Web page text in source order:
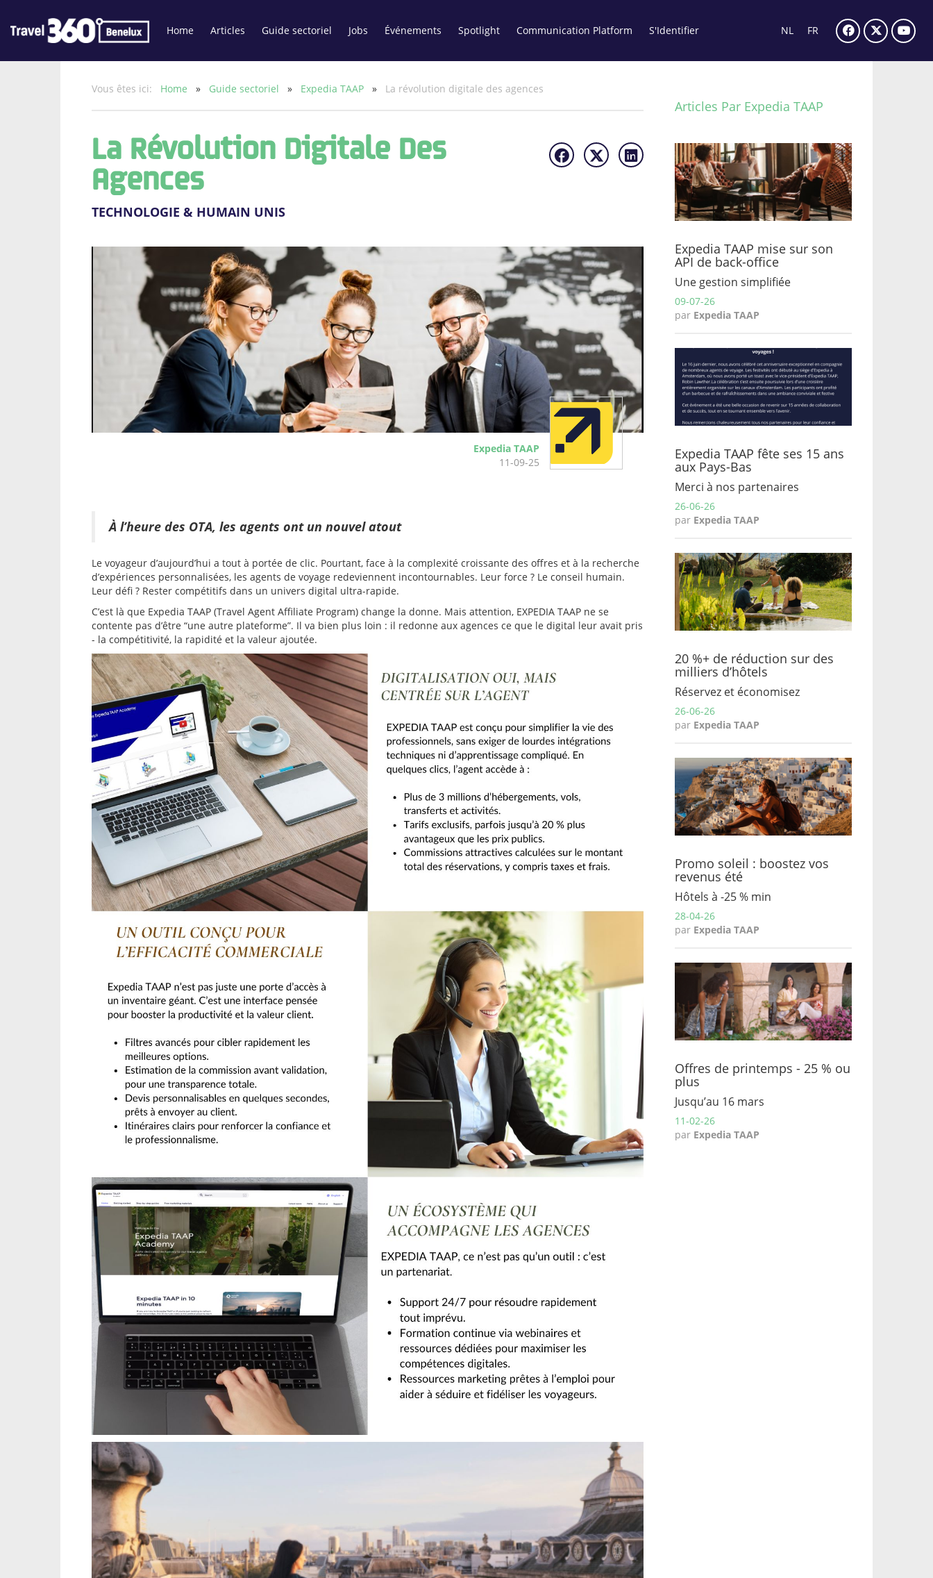
Home Articles Guide sectoriel Jobs Événements Spotlight Communication Platform S'Identifier NL FR
Vous êtes ici: Home » Guide sectoriel » Expedia TAAP » La révolution digitale des agences
La Révolution Digitale Des
Agences
TECHNOLOGIE & HUMAIN UNIS
Expedia TAAP
11-09-25
À l’heure des OTA, les agents ont un nouvel atout
Le voyageur d’aujourd’hui a tout à portée de clic. Pourtant, face à la complexité croissante des offres et à la recherche
d’expériences personnalisées, les agents de voyage redeviennent incontournables. Leur force ? Le conseil humain.
Leur défi ? Rester compétitifs dans un univers digital ultra-rapide.
C’est là que Expedia TAAP (Travel Agent Affiliate Program) change la donne. Mais attention, EXPEDIA TAAP ne se
contente pas d’être “une autre plateforme”. Il va bien plus loin : il redonne aux agences ce que le digital leur avait pris
- la compétitivité, la rapidité et la valeur ajoutée.
Articles Par Expedia TAAP
Expedia TAAP mise sur son
API de back-office
Une gestion simplifiée
09-07-26
par Expedia TAAP
Expedia TAAP fête ses 15 ans
aux Pays-Bas
Merci à nos partenaires
26-06-26
par Expedia TAAP
20 %+ de réduction sur des
milliers d’hôtels
Réservez et économisez
26-06-26
par Expedia TAAP
Promo soleil : boostez vos
revenus été
Hôtels à -25 % min
28-04-26
par Expedia TAAP
Offres de printemps - 25 % ou
plus
Jusqu’au 16 mars
11-02-26
par Expedia TAAP